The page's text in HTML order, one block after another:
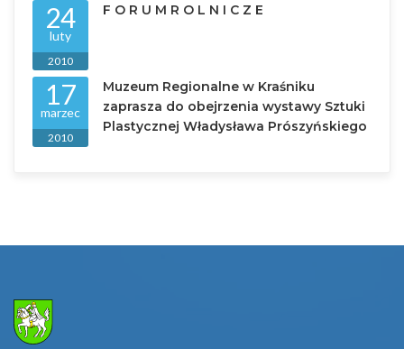
24
luty
2010
F O R U M R O L N I C Z E
17
marzec
2010
Muzeum Regionalne w Kraśniku
zaprasza do obejrzenia wystawy Sztuki
Plastycznej Władysława Prószyńskiego